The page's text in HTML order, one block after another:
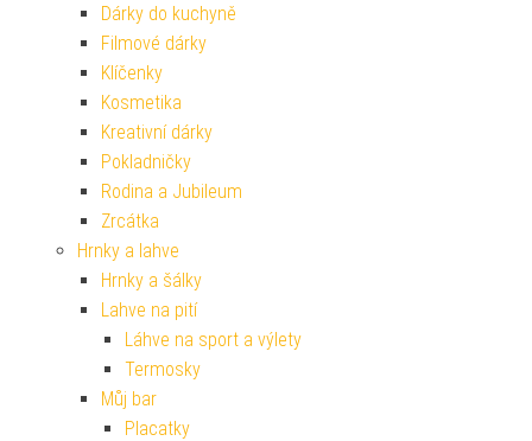
Dárky do kuchyně
Filmové dárky
Klíčenky
Kosmetika
Kreativní dárky
Pokladničky
Rodina a Jubileum
Zrcátka
Hrnky a lahve
Hrnky a šálky
Lahve na pití
Láhve na sport a výlety
Termosky
Můj bar
Placatky